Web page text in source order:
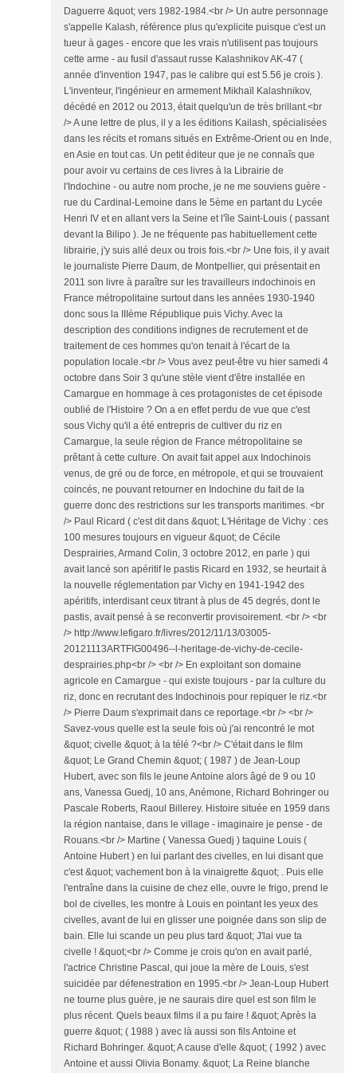
Daguerre &quot; vers 1982-1984.<br /> Un autre personnage
s'appelle Kalash, référence plus qu'explicite puisque c'est un
tueur à gages - encore que les vrais n'utilisent pas toujours
cette arme - au fusil d'assaut russe Kalashnikov AK-47 (
année d'invention 1947, pas le calibre qui est 5.56 je crois ).
L'inventeur, l'ingénieur en armement Mikhaïl Kalashnikov,
décédé en 2012 ou 2013, était quelqu'un de très brillant.<br
/> A une lettre de plus, il y a les éditions Kailash, spécialisées
dans les récits et romans situés en Extrême-Orient ou en Inde,
en Asie en tout cas. Un petit éditeur que je ne connaîs que
pour avoir vu certains de ces livres à la Librairie de
l'Indochine - ou autre nom proche, je ne me souviens guère -
rue du Cardinal-Lemoine dans le 5ème en partant du Lycée
Henri IV et en allant vers la Seine et l'île Saint-Louis ( passant
devant la Bilipo ). Je ne fréquente pas habituellement cette
librairie, j'y suis allé deux ou trois fois.<br /> Une fois, il y avait
le journaliste Pierre Daum, de Montpellier, qui présentait en
2011 son livre à paraître sur les travailleurs indochinois en
France métropolitaine surtout dans les années 1930-1940
donc sous la IIIème République puis Vichy. Avec la
description des conditions indignes de recrutement et de
traitement de ces hommes qu'on tenait à l'écart de la
population locale.<br /> Vous avez peut-être vu hier samedi 4
octobre dans Soir 3 qu'une stèle vient d'être installée en
Camargue en hommage à ces protagonistes de cet épisode
oublié de l'Histoire ? On a en effet perdu de vue que c'est
sous Vichy qu'il a été entrepris de cultiver du riz en
Camargue, la seule région de France métropolitaine se
prêtant à cette culture. On avait fait appel aux Indochinois
venus, de gré ou de force, en métropole, et qui se trouvaient
coincés, ne pouvant retourner en Indochine du fait de la
guerre donc des restrictions sur les transports maritimes. <br
/> Paul Ricard ( c'est dit dans &quot; L'Héritage de Vichy : ces
100 mesures toujours en vigueur &quot; de Cécile
Desprairies, Armand Colin, 3 octobre 2012, en parle ) qui
avait lancé son apéritif le pastis Ricard en 1932, se heurtait à
la nouvelle réglementation par Vichy en 1941-1942 des
apéritifs, interdisant ceux titrant à plus de 45 degrés, dont le
pastis, avait pensé à se reconvertir provisoirement. <br /> <br
/> http://www.lefigaro.fr/livres/2012/11/13/03005-
20121113ARTFIG00496--l-heritage-de-vichy-de-cecile-
desprairies.php<br /> <br /> En exploitant son domaine
agricole en Camargue - qui existe toujours - par la culture du
riz, donc en recrutant des Indochinois pour repiquer le riz.<br
/> Pierre Daum s'exprimait dans ce reportage.<br /> <br />
Savez-vous quelle est la seule fois où j'ai rencontré le mot
&quot; civelle &quot; à la télé ?<br /> C'était dans le film
&quot; Le Grand Chemin &quot; ( 1987 ) de Jean-Loup
Hubert, avec son fils le jeune Antoine alors âgé de 9 ou 10
ans, Vanessa Guedj, 10 ans, Anémone, Richard Bohringer ou
Pascale Roberts, Raoul Billerey. Histoire située en 1959 dans
la région nantaise, dans le village - imaginaire je pense - de
Rouans.<br /> Martine ( Vanessa Guedj ) taquine Louis (
Antoine Hubert ) en lui parlant des civelles, en lui disant que
c'est &quot; vachement bon à la vinaigrette &quot; . Puis elle
l'entraîne dans la cuisine de chez elle, ouvre le frigo, prend le
bol de civelles, les montre à Louis en pointant les yeux des
civelles, avant de lui en glisser une poignée dans son slip de
bain. Elle lui scande un peu plus tard &quot; J'lai vue ta
civelle ! &quot;<br /> Comme je crois qu'on en avait parlé,
l'actrice Christine Pascal, qui joue la mère de Louis, s'est
suicidée par défenestration en 1995.<br /> Jean-Loup Hubert
ne tourne plus guère, je ne saurais dire quel est son film le
plus récent. Quels beaux films il a pu faire ! &quot; Après la
guerre &quot; ( 1988 ) avec là aussi son fils Antoine et
Richard Bohringer. &quot; A cause d'elle &quot; ( 1992 ) avec
Antoine et aussi Olivia Bonamy. &quot; La Reine blanche